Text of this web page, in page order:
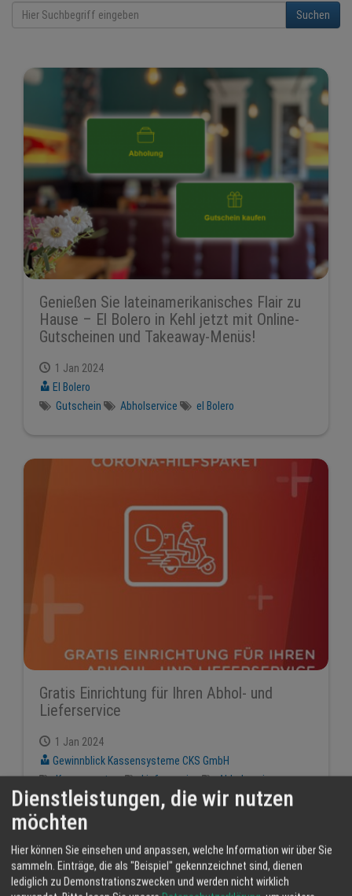
Suchen
Genießen Sie lateinamerikanisches Flair zu
Hause – El Bolero in Kehl jetzt mit Online-
Gutscheinen und Takeaway-Menüs!
1 Jan 2024
El Bolero
Gutschein
Abholservice el Bolero
Gratis Einrichtung für Ihren Abhol- und
Lieferservice
1 Jan 2024
Gewinnblick Kassensysteme CKS GmbH
Kassensystem
Lieferservice Abholservice
Dienstleistungen, die wir nutzen
möchten
Hier können Sie einsehen und anpassen, welche Information wir über Sie
sammeln. Einträge, die als "Beispiel" gekennzeichnet sind, dienen
lediglich zu Demonstrationszwecken und werden nicht wirklich